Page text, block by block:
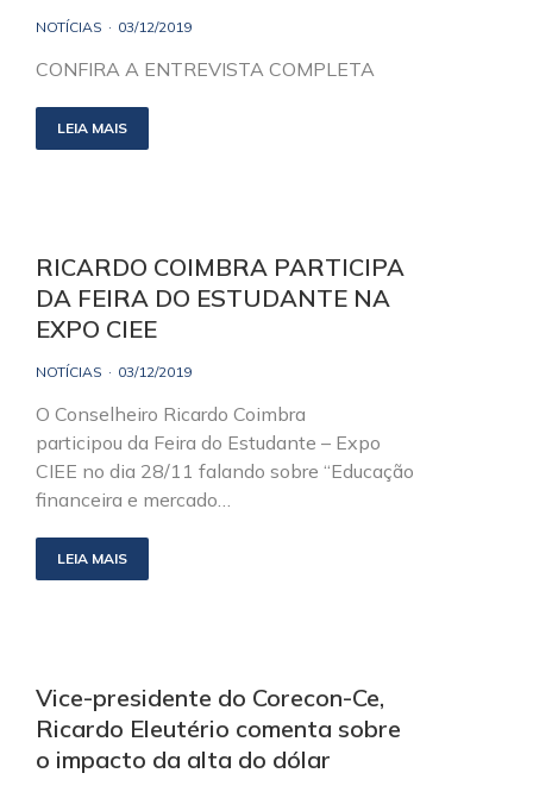
NOTÍCIAS 03/12/2019
CONFIRA A ENTREVISTA COMPLETA
LEIA MAIS
RICARDO COIMBRA PARTICIPA
DA FEIRA DO ESTUDANTE NA
EXPO CIEE
NOTÍCIAS 03/12/2019
O Conselheiro Ricardo Coimbra
participou da Feira do Estudante – Expo
CIEE no dia 28/11 falando sobre “Educação
financeira e mercado…
LEIA MAIS
Vice-presidente do Corecon-Ce,
Ricardo Eleutério comenta sobre
o impacto da alta do dólar